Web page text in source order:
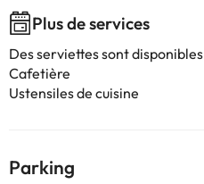
Plus de services
Des serviettes sont disponibles
Cafetière
Ustensiles de cuisine
Parking